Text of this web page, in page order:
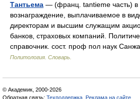
Тантьема — (франц. tantieme часть) в
вознаграждение, выплачиваемое в
директорам и высшим служащим
банков, страховых компаний.
справочник. сост. проф пол наук
Политология. Словарь.
© Академик, 2000-2026
Обратная связь: Техподдержка Реклама на сайте